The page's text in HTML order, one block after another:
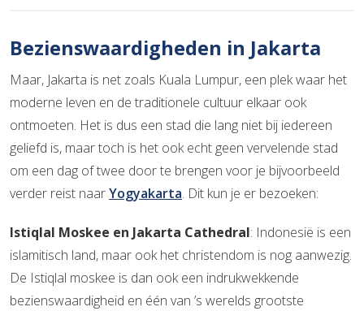
Bezienswaardigheden in Jakarta
Maar, Jakarta is net zoals Kuala Lumpur, een plek waar het
moderne leven en de traditionele cultuur elkaar ook
ontmoeten. Het is dus een stad die lang niet bij iedereen
geliefd is, maar toch is het ook echt geen vervelende stad
om een dag of twee door te brengen voor je bijvoorbeeld
verder reist naarYogyakarta. Dit kun je er bezoeken:
Istiqlal Moskee en Jakarta Cathedral: Indonesië is een
islamitisch land, maar ook het christendom is nog aanwezig.
De Istiqlal moskee is dan ook een indrukwekkende
bezienswaardigheid en één van ’s werelds grootste